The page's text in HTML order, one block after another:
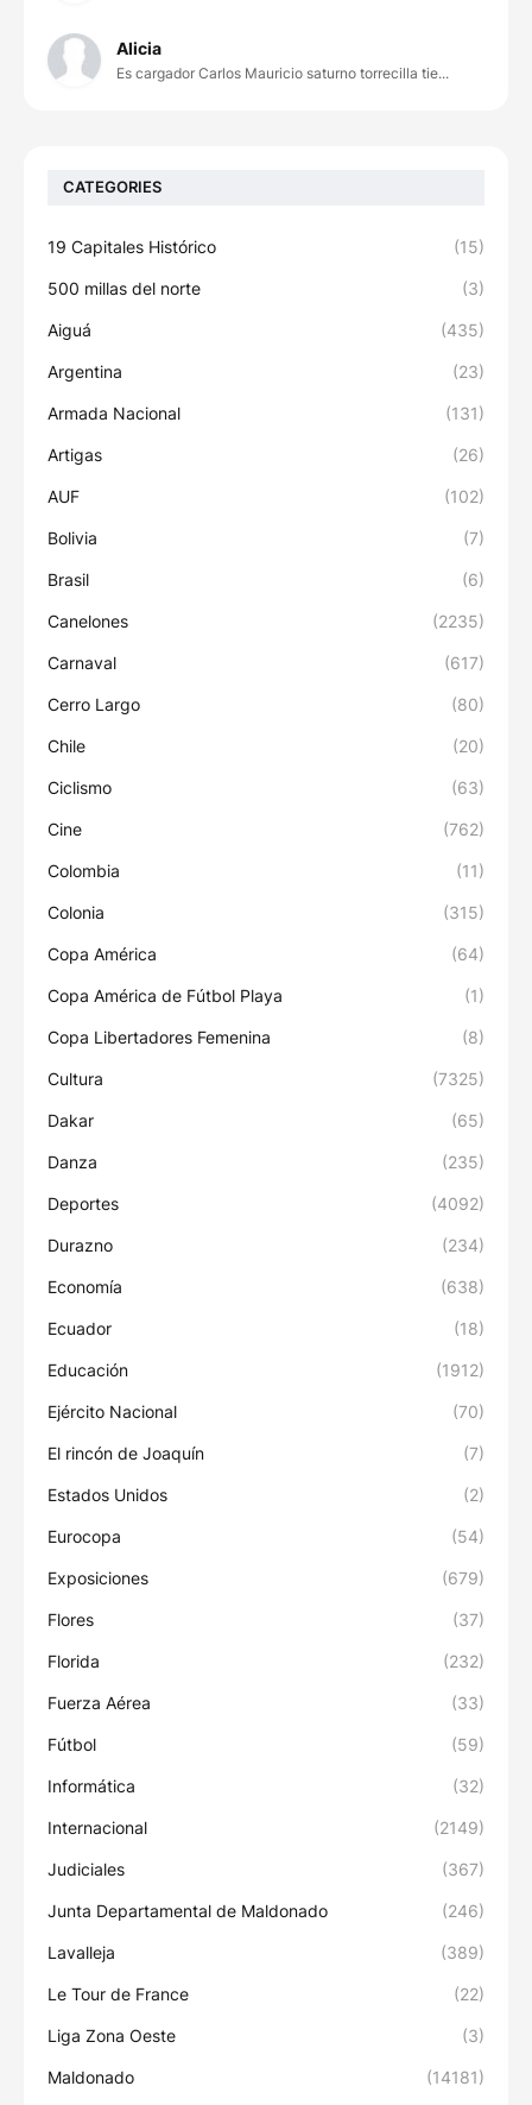
Alicia
Es cargador Carlos Mauricio saturno torrecilla tie...
CATEGORIES
19 Capitales Histórico (15)
500 millas del norte (3)
Aiguá (435)
Argentina (23)
Armada Nacional (131)
Artigas (26)
AUF (102)
Bolivia (7)
Brasil (6)
Canelones (2235)
Carnaval (617)
Cerro Largo (80)
Chile (20)
Ciclismo (63)
Cine (762)
Colombia (11)
Colonia (315)
Copa América (64)
Copa América de Fútbol Playa (1)
Copa Libertadores Femenina (8)
Cultura (7325)
Dakar (65)
Danza (235)
Deportes (4092)
Durazno (234)
Economía (638)
Ecuador (18)
Educación (1912)
Ejército Nacional (70)
El rincón de Joaquín (7)
Estados Unidos (2)
Eurocopa (54)
Exposiciones (679)
Flores (37)
Florida (232)
Fuerza Aérea (33)
Fútbol (59)
Informática (32)
Internacional (2149)
Judiciales (367)
Junta Departamental de Maldonado (246)
Lavalleja (389)
Le Tour de France (22)
Liga Zona Oeste (3)
Maldonado (14181)